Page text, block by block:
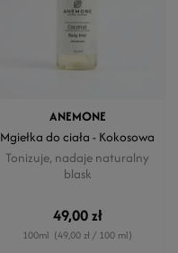
ANEMONE
Mgiełka do ciała - Kokosowa
Tonizuje, nadaje naturalny
blask
49,00 zł
100ml (49,00 zł / 100 ml)